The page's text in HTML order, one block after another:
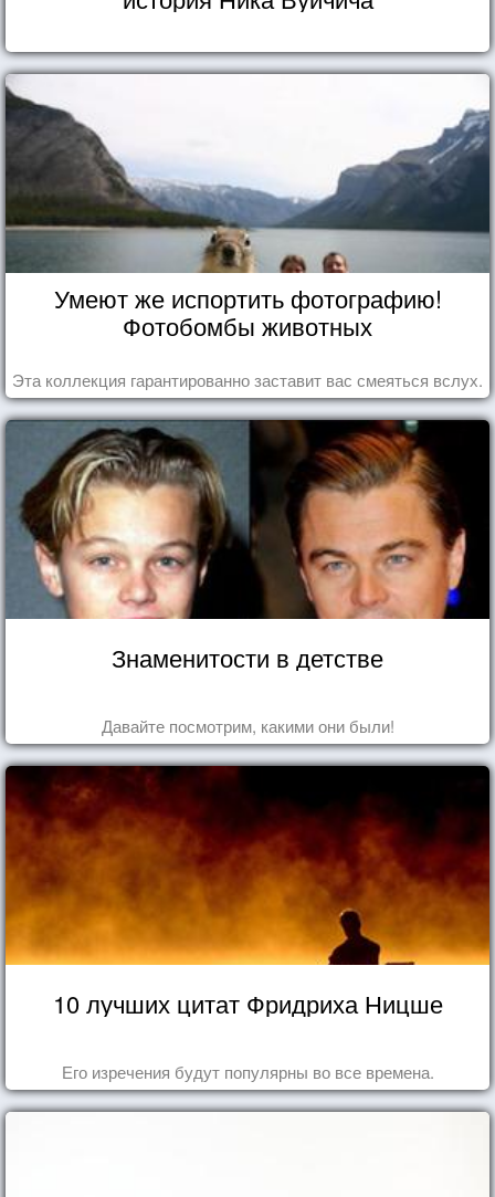
Умеют же испортить фотографию!
Фотобомбы животных
Эта коллекция гарантированно заставит вас смеяться вслух.
Знаменитости в детстве
Давайте посмотрим, какими они были!
10 лучших цитат Фридриха Ницше
Его изречения будут популярны во все времена.